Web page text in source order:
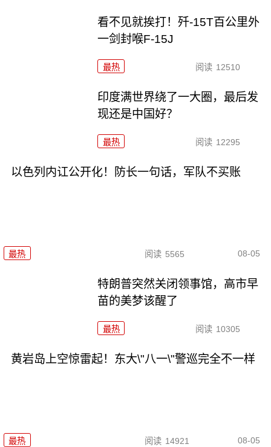
看不见就挨打！歼-15T百公里外
一剑封喉F-15J
最热 阅读 12510
印度满世界绕了一大圈，最后发
现还是中国好？
最热 阅读 12295
以色列内讧公开化！防长一句话，军队不买账
最热 阅读 5565 08-05
特朗普突然关闭领事馆，高市早
苗的美梦该醒了
最热 阅读 10305
黄岩岛上空惊雷起！东大\"八一\"警巡完全不一样
最热 阅读 14921 08-05